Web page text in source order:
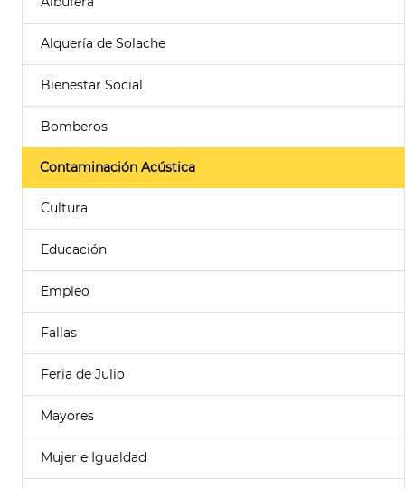
Alquería de Solache
Bienestar Social
Bomberos
Contaminación Acústica
Cultura
Educación
Empleo
Fallas
Feria de Julio
Mayores
Mujer e Igualdad